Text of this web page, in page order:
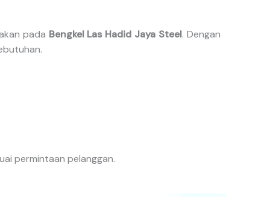
pada Bengkel Las Hadid Jaya Steel. Dengan
permintaan pelanggan.